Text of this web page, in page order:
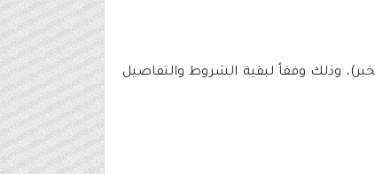
وذلك وفقاً لبقية الشروط والتفاصيل